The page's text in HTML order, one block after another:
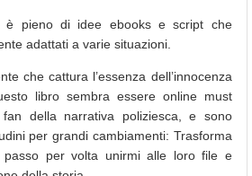
è pieno di idee ebooks e script che
adattati a varie situazioni.
che cattura l’essenza dell’innocenza
libro sembra essere online must
della narrativa poliziesca, e sono
per grandi cambiamenti: Trasforma
per volta unirmi alle loro file e